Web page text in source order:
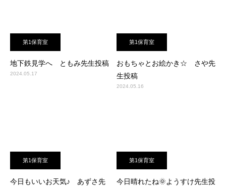
第1保育室
地下鉄見学へ ともみ先生投稿
2024.05.17
第1保育室
おもちゃとお絵かき☆ さや先
生投稿
2024.05.16
第1保育室
今日もいいお天気♪ あずさ先
第1保育室
今日晴れたね🌞ようすけ先生投